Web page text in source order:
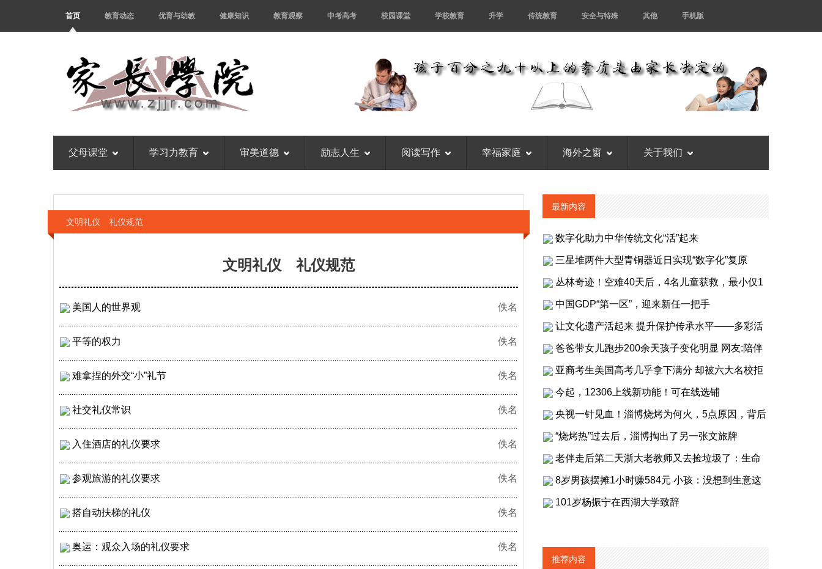
首页 教育动态 优育与幼教 健康知识 教育观察 中考高考 校园课堂 学校教育 升学 传统教育 安全与特殊 其他 手机版
父母课堂 学习力教育 审美道德 励志人生 阅读写作 幸福家庭 海外之窗 关于我们
文明礼仪 礼仪规范
文明礼仪 礼仪规范
美国人的世界观 佚名
平等的权力 佚名
难拿捏的外交“小”礼节 佚名
社交礼仪常识 佚名
入住酒店的礼仪要求 佚名
参观旅游的礼仪要求 佚名
搭自动扶梯的礼仪 佚名
奥运：观众入场的礼仪要求 佚名
最新内容
数字化助力中华传统文化“活”起来
三星堆两件大型青铜器近日实现“数字化”复原
丛林奇迹！空难40天后，4名儿童获救，最小仅1
中国GDP“第一区”，迎来新任一把手
让文化遗产活起来 提升保护传承水平——多彩活
爸爸带女儿跑步200余天孩子变化明显 网友:陪伴
亚裔考生美国高考几乎拿下满分 却被六大名校拒
今起，12306上线新功能！可在线选铺
央视一针见血！淄博烧烤为何火，5点原因，背后
“烧烤热”过去后，淄博掏出了另一张文旅牌
老伴走后第二天浙大老教师又去捡垃圾了：生命
8岁男孩摆摊1小时赚584元 小孩：没想到生意这
101岁杨振宁在西湖大学致辞
推荐内容